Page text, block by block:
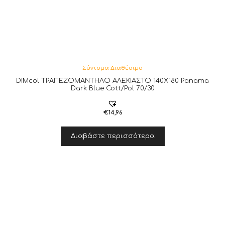
Σύντομα Διαθέσιμο
DIMcol ΤΡΑΠΕΖΟΜΑΝΤΗΛΟ ΑΛΕΚΙΑΣΤΟ 140X180 Panama
Dark Blue Cott/Pol 70/30
€14,96
Διαβάστε περισσότερα